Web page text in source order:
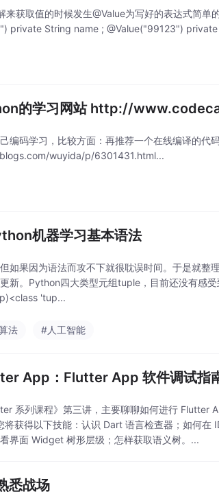
获取值的时候发生@Value为写好的表达式简单
private String name ; @Value("99123")
的学习网站 http://
编码学习，比较方面：再推荐一个在线编译的
wuyida/p/6301431.html...
机器学习基本语法
果因为语法而攻不下就很耽误时间。于是就整
新。Python四大类型元组tuple，目前还没有感
'tup...
法 #人工智能
App：Flutter App 软件调试指
系列课程》第三讲，主要聊聊如何进行 Flutter
获得以下技能：认识 Dart 语言检查器；如何在
界面 Widget 树形层级；怎样获取语义树。...
悉战场